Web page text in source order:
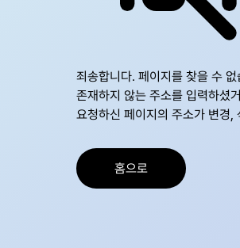
죄송합니다. 페이지를 찾을 수 없
존재하지 않는 주소를 입력하셨
요청하신 페이지의 주소가 변경,
홈으로